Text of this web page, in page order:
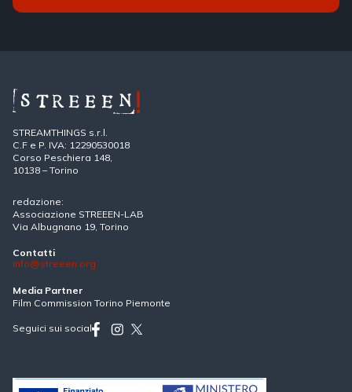
STREAMTHINGS s.r.l.
C.F e P. IVA: 12290530018
Corso Peschiera 148,
10138 – Torino
redazione:
Associazione STREEEN-LAB
Via Albugnano 19, Torino
Contatti
info@streeen.org
Media Partner
Film Commission Torino Piemonte
Seguici sui social